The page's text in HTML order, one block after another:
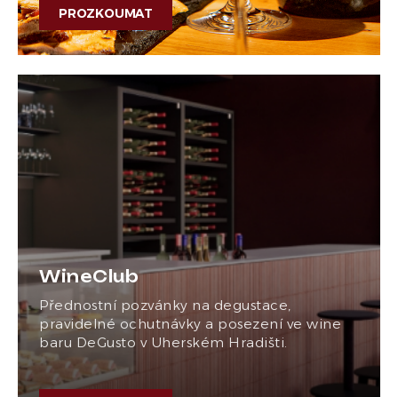
PROZKOUMAT
WineClub
Přednostní pozvánky na degustace,
pravidelné ochutnávky a posezení ve wine
baru DeGusto v Uherském Hradišti.